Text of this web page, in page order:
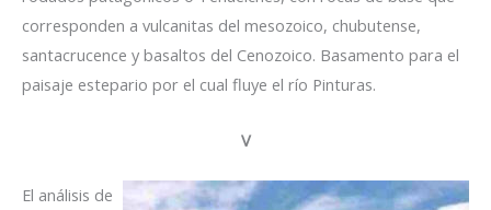
corresponden a vulcanitas del mesozoico, chubutense,
santacrucence y basaltos del Cenozoico. Basamento para el
paisaje estepario por el cual fluye el río Pinturas.
V
El análisis de